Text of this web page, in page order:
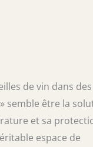
de vin dans des
semble être la
et sa
espace de